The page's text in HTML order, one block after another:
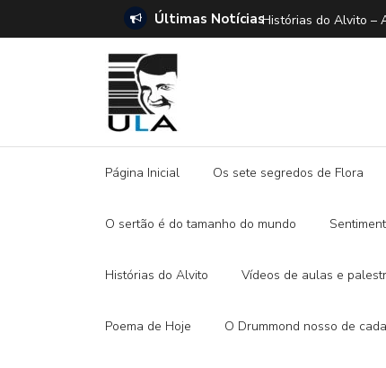
Últimas Notícias
E A DITADURA DIGITAL Histórias do Alvito –
Página Inicial Os sete segredos de Flora
O sertão é do tamanho do mundo
Histórias do Alvito Vídeos de aulas e
Poema de Hoje O Drummond nosso de